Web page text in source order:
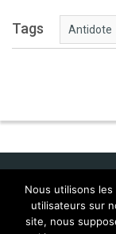
Tags Antidote
Idol
Nous utilisons
utilisateurs sur
site, nous